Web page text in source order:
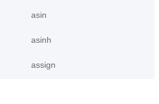
asin
asinh
assign